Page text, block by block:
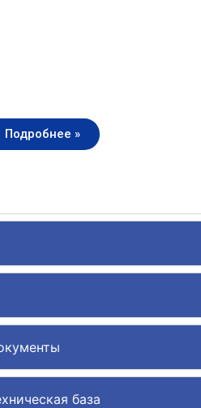
база
Подробнее »